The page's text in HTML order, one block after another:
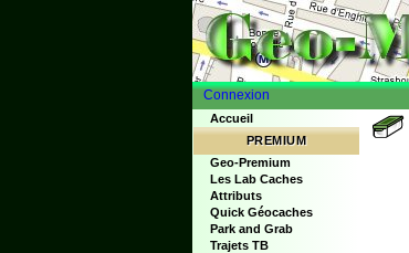
Connexion
Accueil
PREMIUM
Geo-Premium
Les Lab Caches
Attributs
Quick Géocaches
Park and Grab
Trajets TB